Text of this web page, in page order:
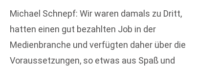
Michael Schnepf: Wir waren damals zu Dritt,
hatten einen gut bezahlten Job in der
Medienbranche und verfügten daher über die
Voraussetzungen, so etwas aus Spaß und